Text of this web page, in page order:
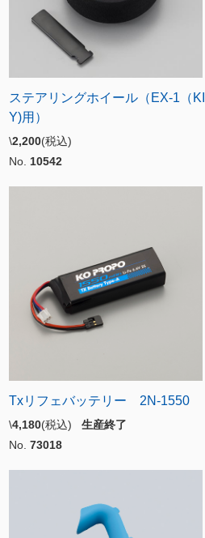
ステアリングホイール（EX-1（KI
Y)用）
\2,200(税込)
No. 10542
Txリフェバッテリー 2N-1550
\4,180(税込) 生産終了
No. 73018